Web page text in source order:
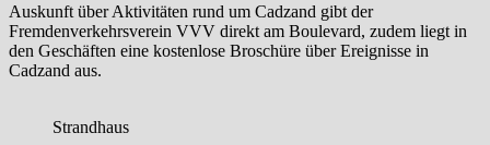
Auskunft über Aktivitäten rund um Cadzand gibt der
Fremdenverkehrsverein VVV direkt am Boulevard, zudem liegt in
den Geschäften eine kostenlose Broschüre über Ereignisse in
Cadzand aus.
Strandhaus